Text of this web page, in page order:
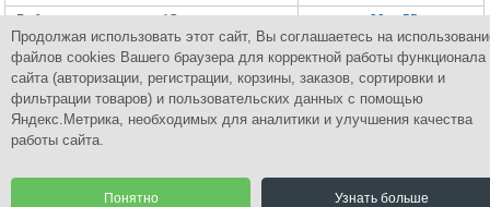
Раб. темпер. диапазон,°С
-30...+55
Класс точности
средний-III
Масса весов, кг
96.5
Комплексное снабжение промышленным оборудованием
Продолжая использовать этот сайт, Вы соглашаетесь на
файлов cookies Вашего браузера для корректной работы функционала
сайта (авторизации, регистрации, корзины, заказов, сортировки и
фильтрации товаров) и пользовательских данных с помощью
Яндекс.Метрика, необходимых для аналитики и улучшения качества
работы сайта.
Понятно Узнать больше